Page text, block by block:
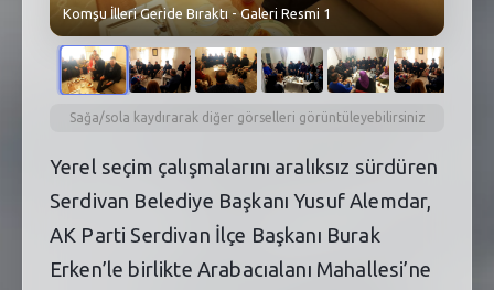
Komşu İlleri Geride Bıraktı - Galeri Resmi 1
Sağa/sola kaydırarak diğer görselleri görüntüleyebilirsiniz
Yerel seçim çalışmalarını aralıksız sürdüren
Serdivan Belediye Başkanı Yusuf Alemdar,
AK Parti Serdivan İlçe Başkanı Burak
Erken’le birlikte Arabacıalanı Mahallesi’ne
KÜREK
PARKLAR
PAZAR YERLERI
ATIK YÖNETIM
PLANETARYUM